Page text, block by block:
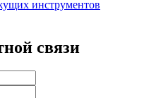
инструментов
связи